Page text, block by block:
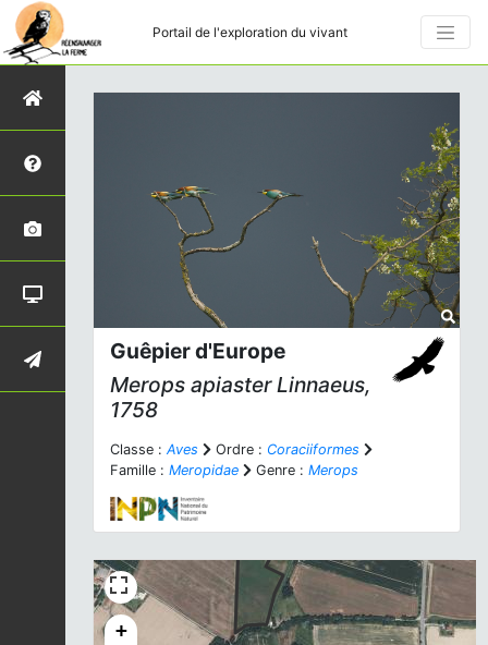
Portail de l'exploration du vivant
Guêpier d'Europe
Merops apiasterLinnaeus,
1758
Classe : Aves Ordre : Coraciiformes
Famille : Meropidae Genre : Merops
+